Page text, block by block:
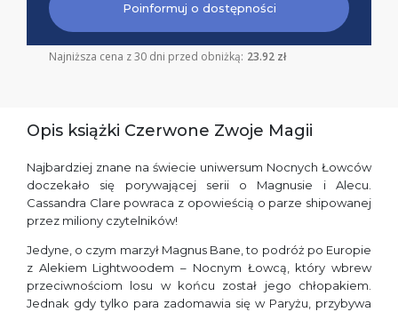
Poinformuj o dostępności
Najniższa cena z 30 dni przed obniżką: 23.92 zł
Opis książki Czerwone Zwoje Magii
Najbardziej znane na świecie uniwersum Nocnych Łowców
doczekało się porywającej serii o Magnusie i Alecu.
Cassandra Clare powraca z opowieścią o parze shipowanej
przez miliony czytelników!
Jedyne, o czym marzył Magnus Bane, to podróż po Europie
z Alekiem Lightwoodem – Nocnym Łowcą, który wbrew
przeciwnościom losu w końcu został jego chłopakiem.
Jednak gdy tylko para zadomawia się w Paryżu, przybywa